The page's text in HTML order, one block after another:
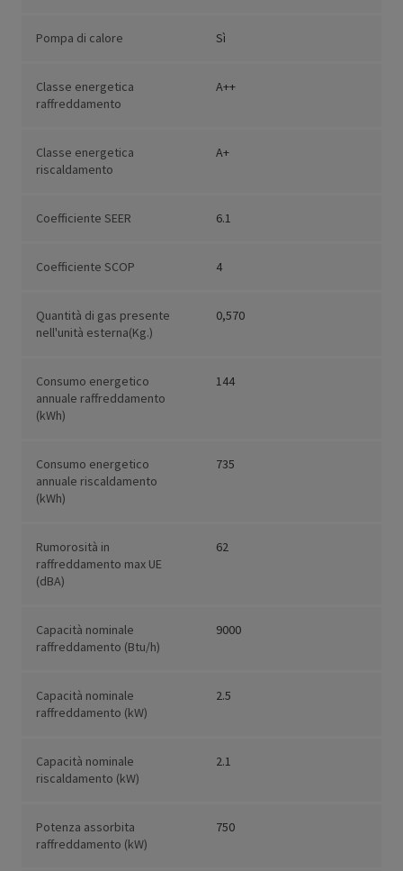
Pompa di calore Sì
Classe energetica
raffreddamento
A++
Classe energetica
riscaldamento
A+
Coefficiente SEER 6.1
Coefficiente SCOP 4
Quantità di gas presente
nell'unità esterna(Kg.)
0,570
Consumo energetico
annuale raffreddamento
(kWh)
144
Consumo energetico
annuale riscaldamento
(kWh)
735
Rumorosità in
raffreddamento max UE
(dBA)
62
Capacità nominale
raffreddamento (Btu/h)
9000
Capacità nominale
raffreddamento (kW)
2.5
Capacità nominale
riscaldamento (kW)
2.1
Potenza assorbita
raffreddamento (kW)
750